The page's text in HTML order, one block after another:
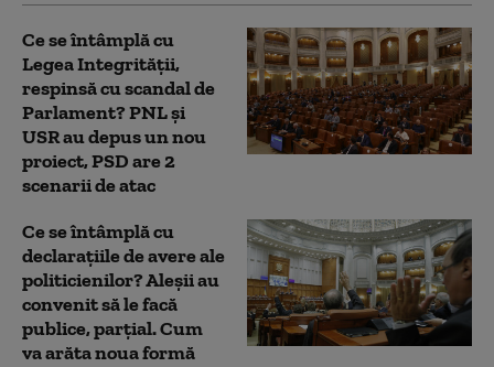
Ce se întâmplă cu
Legea Integrității,
respinsă cu scandal de
Parlament? PNL și
USR au depus un nou
proiect, PSD are 2
scenarii de atac
Ce se întâmplă cu
declarațiile de avere ale
politicienilor? Aleșii au
convenit să le facă
publice, parțial. Cum
va arăta noua formă